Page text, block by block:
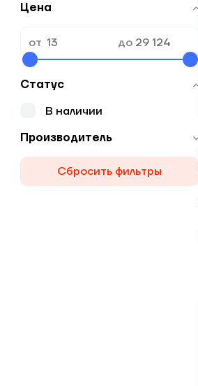
Цена
от до
Статус
В наличии
Производитель
Сбросить фильтры